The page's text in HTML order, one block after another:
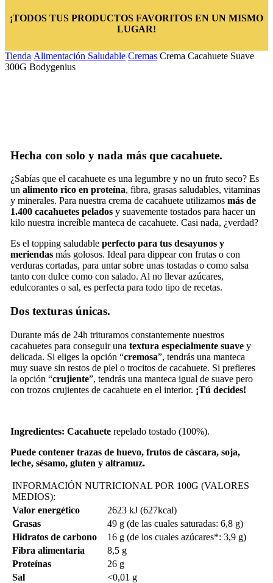
¡TODOS TUS PRODUCTOS FAVORITOS EN UN MISMO
LUGAR!
Tienda/Alimentación Saludable/Cremas/Crema Cacahuete Suave
300G Bodygenius
Hecha con solo y nada más que cacahuete.
¿Sabías que el cacahuete es una legumbre y no un fruto seco? Es
un alimento rico en proteína, fibra, grasas saludables, vitaminas
y minerales. Para nuestra crema de cacahuete utilizamos más de
1.400 cacahuetes peladosy suavemente tostados para hacer un
kilo nuestra increíble manteca de cacahuete. Casi nada, ¿verdad?
Es el topping saludable perfecto para tus desayunos y
meriendasmás golosos. Ideal para dippear con frutas o con
verduras cortadas, para untar sobre unas tostadas o como salsa
tanto con dulce como con salado. Al no llevar azúcares,
edulcorantes o sal, es perfecta para todo tipo de recetas.
Dos texturas únicas.
Durante más de 24h trituramos constantemente nuestros
cacahuetes para conseguir una textura especialmente suavey
delicada. Si eliges la opción “cremosa”, tendrás una manteca
muy suave sin restos de piel o trocitos de cacahuete. Si prefieres
la opción “crujiente”, tendrás una manteca igual de suave pero
con trozos crujientes de cacahuete en el interior. ¡Tú decides!
Ingredientes: Cacahueterepelado tostado (100%).
Puede contener trazas de huevo, frutos de cáscara, soja,
leche, sésamo, gluten y altramuz.
INFORMACIÓN NUTRICIONAL POR 100G (VALORES
MEDIOS):
Valor energético
2623 kJ (627kcal)
Grasas
49 g (de las cuales saturadas: 6,8 g)
Hidratos de carbono
16 g (de los cuales azúcares*: 3,9 g)
Fibra alimentaria
8,5 g
Proteínas
26 g
Sal
<0,01 g